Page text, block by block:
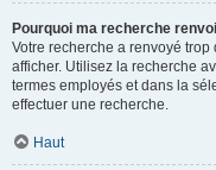
Pourquoi ma recherche
Votre recherche a renvoyé
afficher. Utilisez la recherche
termes employés et dans la
effectuer une recherche.
Haut